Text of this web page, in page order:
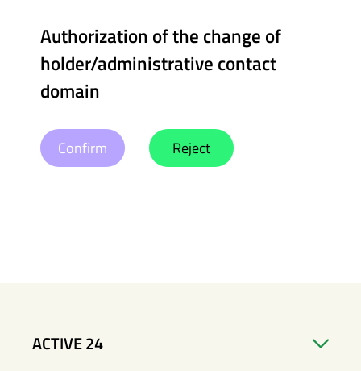
Authorization of the change of
holder/administrative contact
domain
Confirm Reject
ACTIVE 24